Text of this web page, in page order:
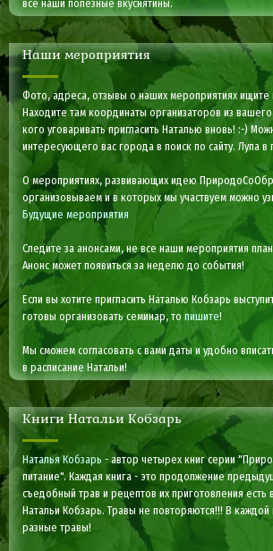
все наши полезные вкуснятины.
Наши мероприятия
Фото, адреса, отзывы о наших мероприятиях
Находите там координаты организаторов из
кого уговаривать пригласить Наталью вновь! :-)
интересующего вас города в поиск по сайту. Лупа в
О мероприятиях, развивающих идею
организовываем и в которых мы участвуем можно
Будущие мероприятия
Следите за анонсами, не все наши мероприятия
Анонс может появиться за неделю до события!
Если вы хотите пригласить Наталью Кобзарь
готовы организовать семинар, топишите!
Мы сможем согласовать с вами даты и удобно
в расписание Натальи!
Книги Натальи Кобзарь
Наталья Кобзарь - автор четырех книг серии
питание". Каждая книга - это продолжение
съедобный трав и рецептов их приготовления есть
Натальи Кобзарь. Травы не повторяются!!! В каждой
разные травы!